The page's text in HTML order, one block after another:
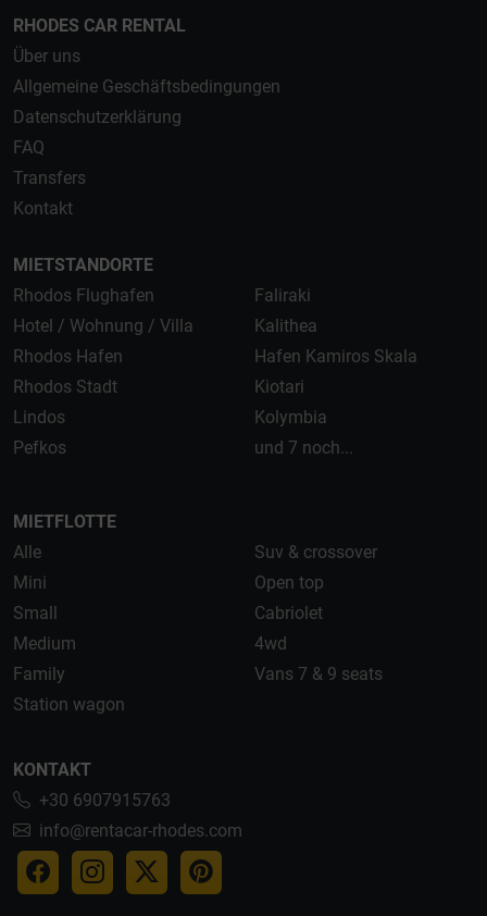
RHODES CAR RENTAL
Über uns
Allgemeine Geschäftsbedingungen
Datenschutzerklärung
FAQ
Transfers
Kontakt
MIETSTANDORTE
Rhodos Flughafen
Hotel / Wohnung / Villa
Rhodos Hafen
Rhodos Stadt
Lindos
Pefkos
Faliraki
Kalithea
Hafen Kamiros Skala
Kiotari
Kolymbia
und 7 noch...
MIETFLOTTE
Alle
Mini
Small
Medium
Family
Station wagon
Suv & crossover
Open top
Cabriolet
4wd
Vans 7 & 9 seats
KONTAKT
+30 6907915763
info@rentacar-rhodes.com